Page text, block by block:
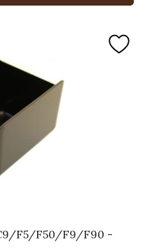
F5/F50/F9/F90 -